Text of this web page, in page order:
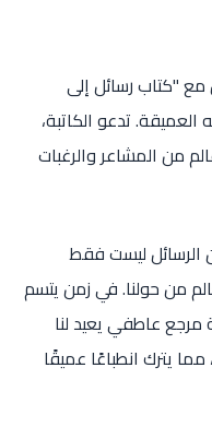
"كتاب رسائل إلى
تدعو الكاتبة،
من المشاعر والرغبات
الرسائل ليست فقط
من حولنا. في زمن يتسم
مرجع عاطفي يعيد لنا
مما يترك انطباعًا عميقًا